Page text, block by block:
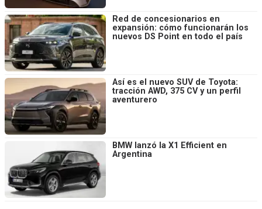
Red de concesionarios en
expansión: cómo funcionarán los
nuevos DS Point en todo el país
Así es el nuevo SUV de Toyota:
tracción AWD, 375 CV y un perfil
aventurero
BMW lanzó la X1 Efficient en
Argentina